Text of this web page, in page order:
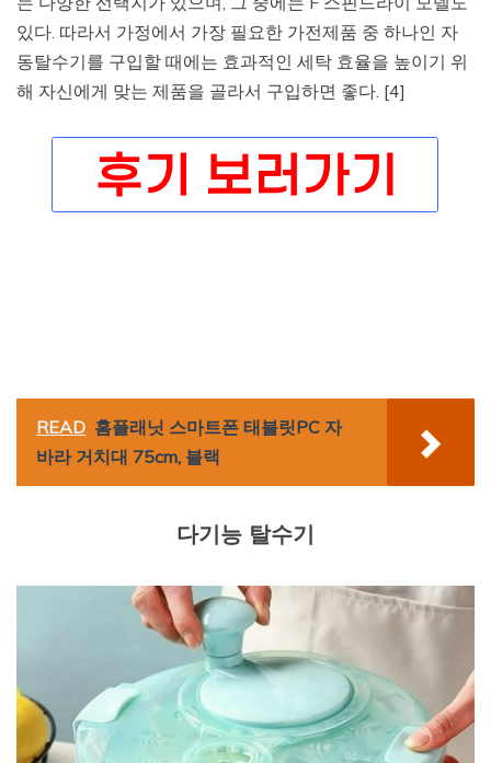
있다. 따라서 가정에서 가장 필요한 가전제품 중 하나인 자
동탈수기를 구입할 때에는 효과적인 세탁 효율을 높이기 위
해 자신에게 맞는 제품을 골라서 구입하면 좋다. [4]
READ 홈플래닛 스마트폰 태블릿PC 자
바라 거치대 75cm, 블랙
다기능 탈수기